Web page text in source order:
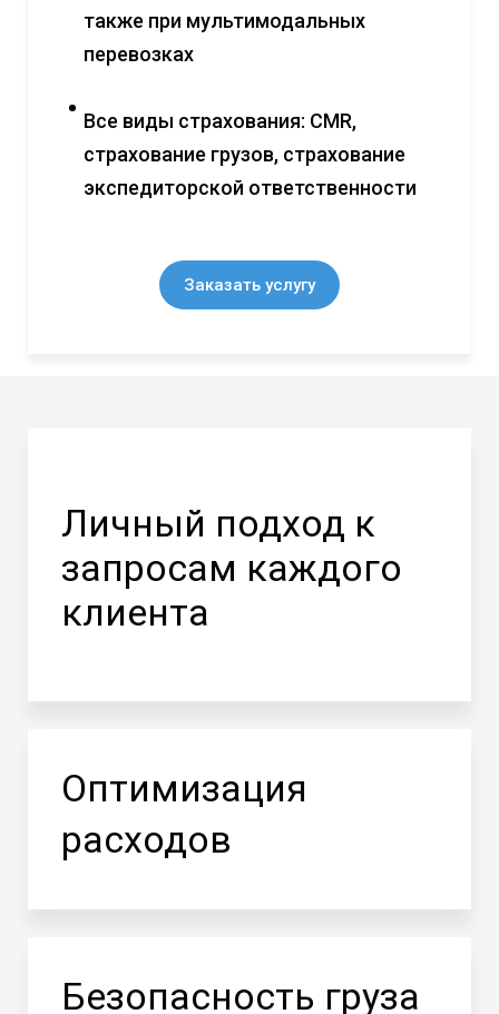
также при мультимодальных
перевозках
Все виды страхования: CMR,
страхование грузов, страхование
экспедиторской ответственности
Заказать услугу
Личный подход к
запросам каждого
клиента
Оптимизация
расходов
Безопасность груза